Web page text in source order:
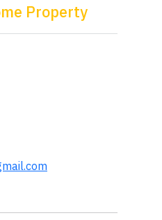
Property